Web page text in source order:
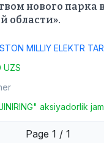
нового парка
области».
MILLIY ELEKTR
UZS
aksiyadorlik
Page 1 / 1